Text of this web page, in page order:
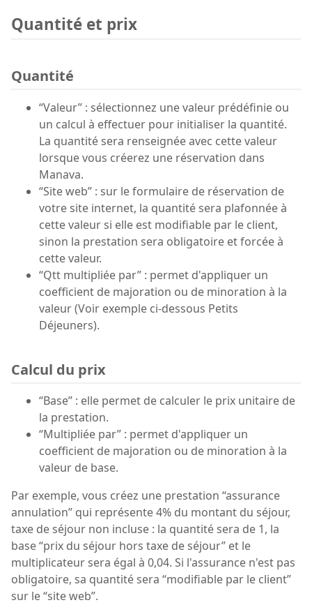
Quantité et prix
Quantité
“Valeur” : sélectionnez une valeur prédéfinie ou
un calcul à effectuer pour initialiser la quantité.
La quantité sera renseignée avec cette valeur
lorsque vous créerez une réservation dans
Manava.
“Site web” : sur le formulaire de réservation de
votre site internet, la quantité sera plafonnée à
cette valeur si elle est modifiable par le client,
sinon la prestation sera obligatoire et forcée à
cette valeur.
“Qtt multipliée par” : permet d'appliquer un
coefficient de majoration ou de minoration à la
valeur (Voir exemple ci-dessous Petits
Déjeuners).
Calcul du prix
“Base” : elle permet de calculer le prix unitaire de
la prestation.
“Multipliée par” : permet d'appliquer un
coefficient de majoration ou de minoration à la
valeur de base.
Par exemple, vous créez une prestation “assurance
annulation” qui représente 4% du montant du séjour,
taxe de séjour non incluse : la quantité sera de 1, la
base “prix du séjour hors taxe de séjour” et le
multiplicateur sera égal à 0,04. Si l'assurance n'est pas
obligatoire, sa quantité sera “modifiable par le client”
sur le “site web”.